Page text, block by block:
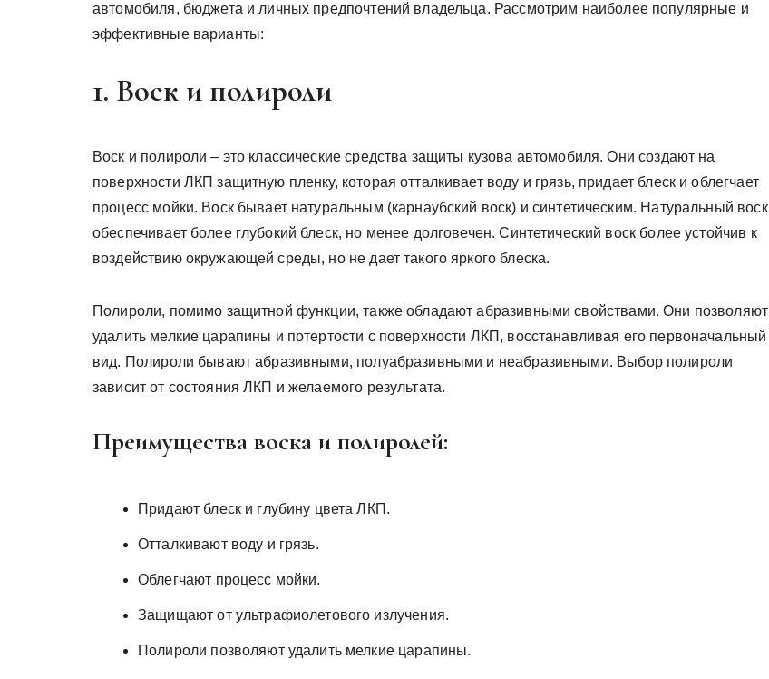
автомобиля, бюджета и личных предпочтений владельца. Рассмотрим наиболее популярные и
эффективные варианты:
1. Воск и полироли
Воск и полироли – это классические средства защиты кузова автомобиля. Они создают на
поверхности ЛКП защитную пленку, которая отталкивает воду и грязь, придает блеск и облегчает
процесс мойки. Воск бывает натуральным (карнаубский воск) и синтетическим. Натуральный воск
обеспечивает более глубокий блеск, но менее долговечен. Синтетический воск более устойчив к
воздействию окружающей среды, но не дает такого яркого блеска.
Полироли, помимо защитной функции, также обладают абразивными свойствами. Они позволяют
удалить мелкие царапины и потертости с поверхности ЛКП, восстанавливая его первоначальный
вид. Полироли бывают абразивными, полуабразивными и неабразивными. Выбор полироли
зависит от состояния ЛКП и желаемого результата.
Преимущества воска и полиролей:
Придают блеск и глубину цвета ЛКП.
Отталкивают воду и грязь.
Облегчают процесс мойки.
Защищают от ультрафиолетового излучения.
Полироли позволяют удалить мелкие царапины.